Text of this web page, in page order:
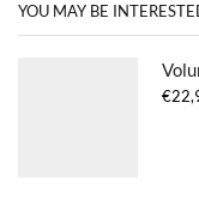
YOU MAY BE
€